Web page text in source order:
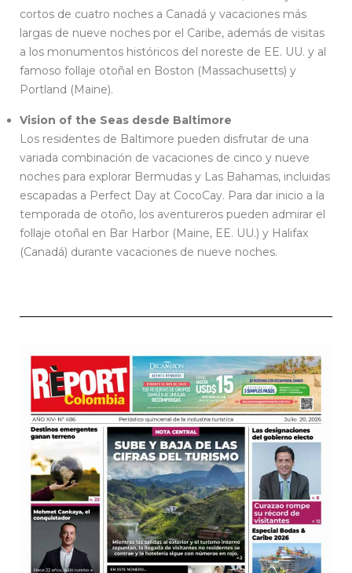
cortos de cuatro noches a Canadá y vacaciones más
largas de nueve noches por el Caribe, además de visitas
a los monumentos históricos del noreste de EE. UU. y al
famoso follaje otoñal en Boston (Massachusetts) y
Portland (Maine).
Vision of the Seas desde Baltimore
Los residentes de Baltimore pueden disfrutar de una
variada combinación de vacaciones de cinco y nueve
noches para explorar Bermudas y Las Bahamas, incluidas
escapadas a Perfect Day at CocoCay. Para dar inicio a la
temporada de otoño, los aventureros pueden admirar el
follaje otoñal en Bar Harbor (Maine, EE. UU.) y Halifax
(Canadá) durante vacaciones de nueve noches.